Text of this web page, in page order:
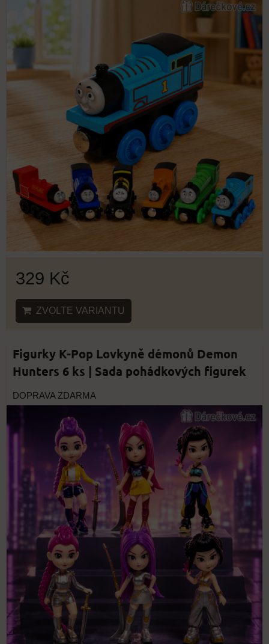
329 Kč
ZVOLTE VARIANTU
Figurky K-Pop Lovkyně démonů Demon
Hunters 6 ks | Sada pohádkových figurek
DOPRAVA ZDARMA